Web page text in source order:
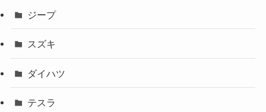
ジープ
スズキ
ダイハツ
テスラ